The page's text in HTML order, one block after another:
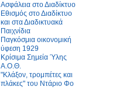
Ασφάλεια στο Διαδίκτυο
Εθισμός στο Διαδίκτυο
και στα Διαδικτυακά
Παιχνίδια
Παγκόσμια οικονομική
ύφεση 1929
Κρίσιμα Σημεία Ύλης
Α.Ο.Θ.
"Κλάξον, τρομπέτες και
πλάκες" του Ντάριο Φο